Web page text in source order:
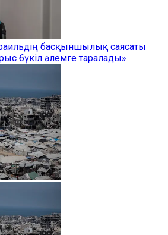
басқыншылық саясаты
бүкіл әлемге таралады»